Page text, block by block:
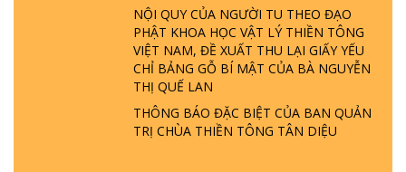
NỘI QUY CỦA NGƯỜI TU THEO ĐẠO
PHẬT KHOA HỌC VẬT LÝ THIỀN TÔNG
VIỆT NAM, ĐỀ XUẤT THU LẠI GIẤY YẾU
CHỈ BẢNG GỖ BÍ MẬT CỦA BÀ NGUYỄN
THỊ QUẾ LAN
THÔNG BÁO ĐẶC BIỆT CỦA BAN QUẢN
TRỊ CHÙA THIỀN TÔNG TÂN DIỆU
LÀ AI? QUỶ SA TĂNG? | TTTD
GIẢI ĐÁP THIỀN TÔNG ĐẶC BIỆT P22 - TẠI
SAO TRÁI ĐẤT NHIỀU THIÊN TAI - LŨ LỤT
- HỎA HOẠN | TTTD